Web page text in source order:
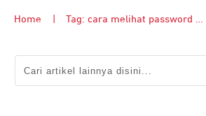
Home Tag: cara melihat password WiFi di iPhone